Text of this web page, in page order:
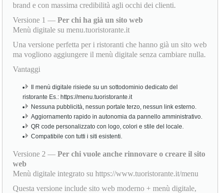
brand e con massima credibilità agli occhi dei clienti.
Versione 1 —Per chi ha già un sito web
Menù digitale su menu.tuoristorante.it
Una versione perfetta per i ristoranti che hanno già un sito web
ma vogliono aggiungere il menù digitale senza cambiare nulla.
Vantaggi
Il menù digitale risiede su un sottodominio dedicato del
ristorante Es.: https://menu.tuoristorante.it
Nessuna pubblicità, nessun portale terzo, nessun link esterno.
Aggiornamento rapido in autonomia da pannello amministrativo.
QR code personalizzato con logo, colori e stile del locale.
Compatibile con tutti i siti esistenti.
Versione 2 —Per chi vuole anche rinnovare o creare il sito
web
Menù digitale integrato su https://www.tuoristorante.it/menu
Questa versione include sito web moderno + menù digitale,